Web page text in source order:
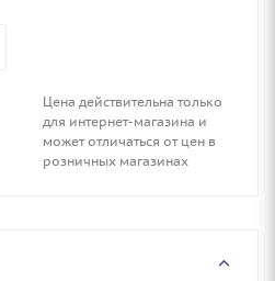
Цена действительна только
для интернет-магазина и
может отличаться от цен в
розничных магазинах